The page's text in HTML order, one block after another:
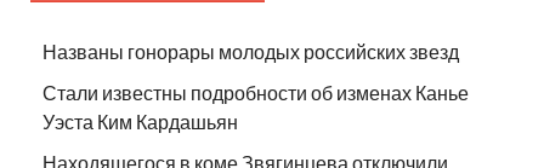
Названы гонорары молодых российских звезд
Стали известны подробности об изменах Канье
Уэста Ким Кардашьян
Находящегося в коме Звягинцева отключили